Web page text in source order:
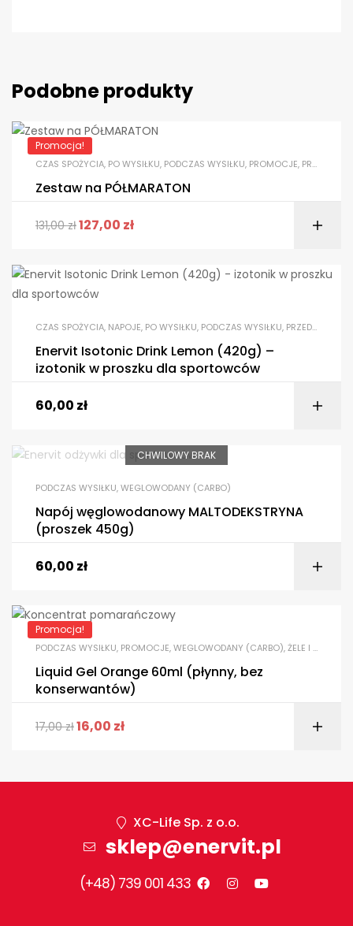
Podobne produkty
Promocja!
CZAS SPOŻYCIA, PO WYSIŁKU, PODCZAS WYSIŁKU, PROMOCJE, PRZED WYSIŁKIEM
Zestaw na PÓŁMARATON
131,00zł127,00 zł
CZAS SPOŻYCIA, NAPOJE, PO WYSIŁKU, PODCZAS WYSIŁKU, PRZED WYSIŁKIEM
Enervit Isotonic Drink Lemon (420g) –
izotonik w proszku dla sportowców
60,00 zł
CHWILOWY BRAK
PODCZAS WYSIŁKU,WEGLOWODANY (CARBO)
Napój węglowodanowy MALTODEKSTRYNA
(proszek 450g)
60,00 zł
Promocja!
PODCZAS WYSIŁKU, PROMOCJE,WEGLOWODANY (CARBO),ŻELE I KONCENTRATY
Liquid Gel Orange 60ml (płynny, bez
konserwantów)
17,00zł16,00 zł
XC-Life Sp. z o.o.
sklep@enervit.pl
(+48) 739 001 433